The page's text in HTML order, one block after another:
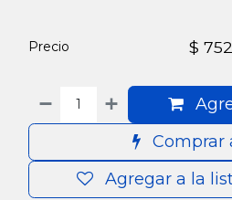
Comprar
Agregar a la
Precio $